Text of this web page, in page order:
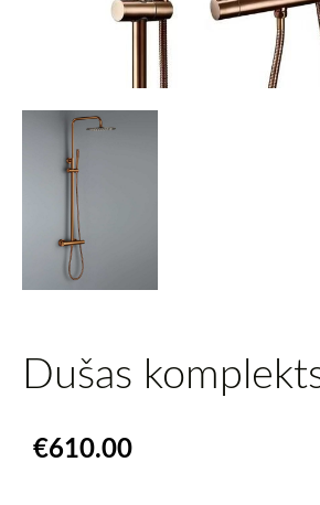
Dušas
€610.00